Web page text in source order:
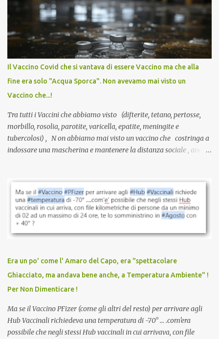
ancora il coraggio di pensare con la propria testa. Per il vaccino
anti-Covid, un pro-farmaco, con autorizzazione condizionata,
sviluppato in tempi record, con tecnologie mai utilizzate prima su
larga scala, ancora oggetto di studio e di discussione
internazionale serve solo una firma. La tua. Lo si somministra
anche a persone sane, giovani, senza fattori di rischio, spesso già
serve una prescrizione. Non c’è diagnosi. Non c’è presa in carico.
L’unico atto richiesto è una fi...
Il Vaccino Covid che si vantava di essere Vaccino ma che alla
fine era solo "Acqua Sporca". Non avevamo mai visto un
Vaccino che...!
Tra tutti i Vaccini che abbiamo visto (difterite, tetano, pertosse,
morbillo, rosolia, parotite, varicella, epatite, meningite e
tubercolosi) , N on abbiamo mai visto un vaccino che costringa a
indossare una mascherina e mantenere la distanza sociale , anche
sconti, incentivi per vaccinarsi. Non avevamo mai visto
discriminazioni per coloro che non l’hanno fatto. Se non sei stato
vaccinato, nessuno aveva prima cercato di farti sentire una
persona cattiva. Non avevamo mai visto un vaccino che minacci le
vaccino usato per minacciare i mezzi di sussistenza, il lavoro o la
scuola. Non avevamo mai visto un vaccino che permettesse a un
dodicenne di ignorare il consenso dei genitori. Dopo tutti i vaccini
che abbiamo elencato sopra...
Era un po' come l' Amaro del Capo, era "spettacolare
Ghiacciato, ma andava bene anche, a Temperatura Ambiente" !
Per Non Dimenticare !
Ma se il Vaccino PFizer (come gli altri del resto) per arrivare agli
Hub Vaccinali richiedeva una temperatura di -70° ... .com'era
possibile che negli stessi Hub vaccinali in cui arrivava, con file